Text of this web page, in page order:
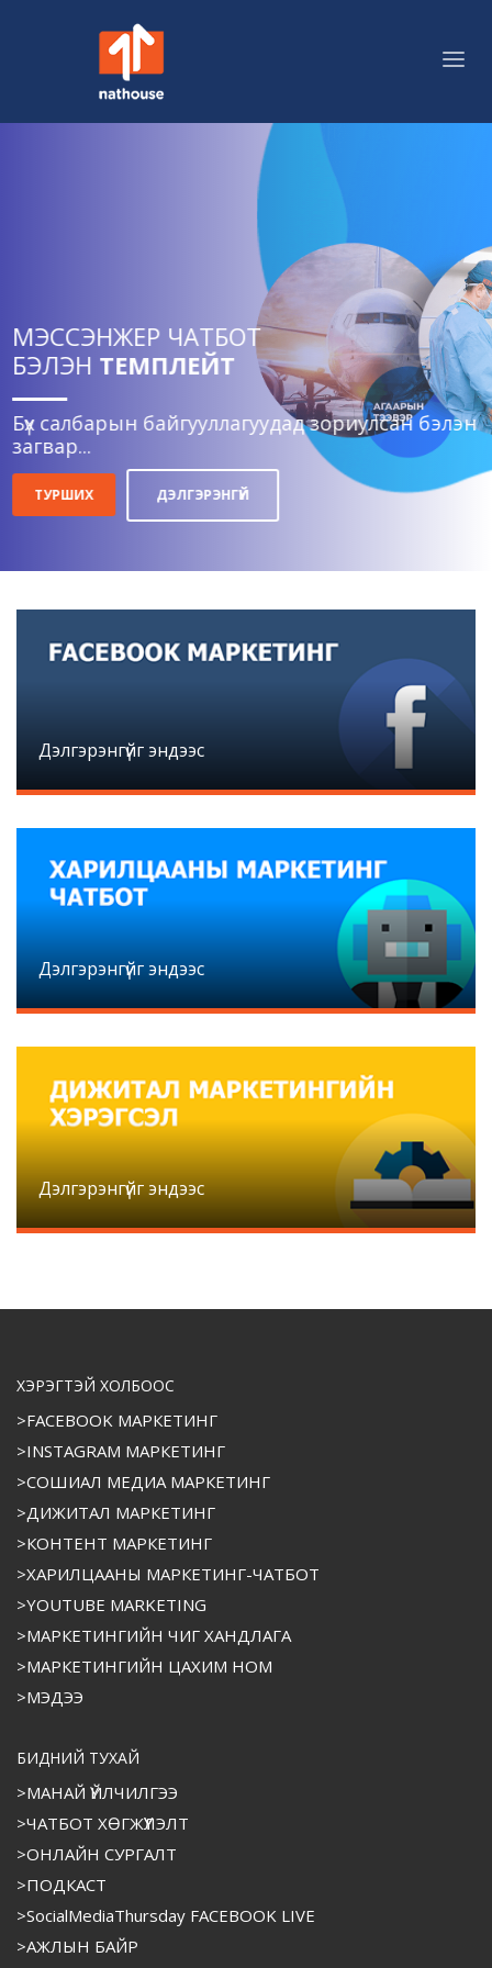
МЭССЭНЖЕР ЧАТБОТ
БЭЛЭН ТЕМПЛЕЙТ
Бүх салбарын байгууллагуудад зориулсан бэлэн
загвар...
ТУРШИХ ДЭЛГЭРЭНГҮЙ
Дэлгэрэнгүйг эндээс
Дэлгэрэнгүйг эндээс
Дэлгэрэнгүйг эндээс
ХЭРЭГТЭЙ ХОЛБООС
>FACEBOOK МАРКЕТИНГ
>INSTAGRAM МАРКЕТИНГ
>СОШИАЛ МЕДИА МАРКЕТИНГ
>ДИЖИТАЛ МАРКЕТИНГ
>КОНТЕНТ МАРКЕТИНГ
>ХАРИЛЦААНЫ МАРКЕТИНГ-ЧАТБОТ
>YOUTUBE MARKETING
>МАРКЕТИНГИЙН ЧИГ ХАНДЛАГА
>МАРКЕТИНГИЙН ЦАХИМ НОМ
>МЭДЭЭ
БИДНИЙ ТУХАЙ
>МАНАЙ ҮЙЛЧИЛГЭЭ
>ЧАТБОТ ХӨГЖҮҮЛЭЛТ
>ОНЛАЙН СУРГАЛТ
>ПОДКАСТ
>SocialMediaThursday FACEBOOK LIVE
>АЖЛЫН БАЙР